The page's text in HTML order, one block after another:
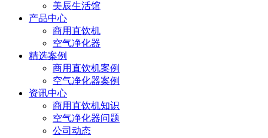
美辰生活馆
产品中心
商用直饮机
空气净化器
精选案例
商用直饮机案例
空气净化器案例
资讯中心
商用直饮机知识
空气净化器问题
公司动态